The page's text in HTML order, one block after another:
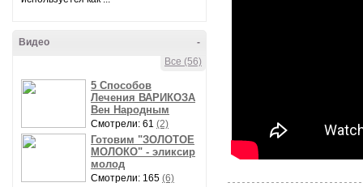
-
Видео
Все (56)
5 Способов
Лечения ВАРИКОЗА
Вен Народным
Смотрели: 61 (2)
Готовим "ЗОЛОТОЕ
МОЛОКО" - эликсир
молод
Смотрели: 165 (6)